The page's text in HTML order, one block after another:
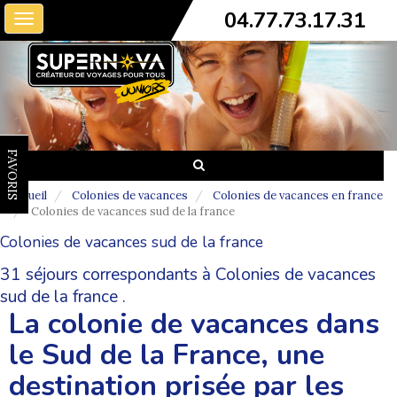
Toggle
navigation
04.77.73.17.31
FAVORIS
Accueil Colonies de vacances
Colonies de vacances en france
Colonies de vacances sud de la france
Colonies de vacances sud de la france
31 séjours correspondants à Colonies de vacances
sud de la france .
La colonie de vacances dans
le Sud de la France, une
destination prisée par les